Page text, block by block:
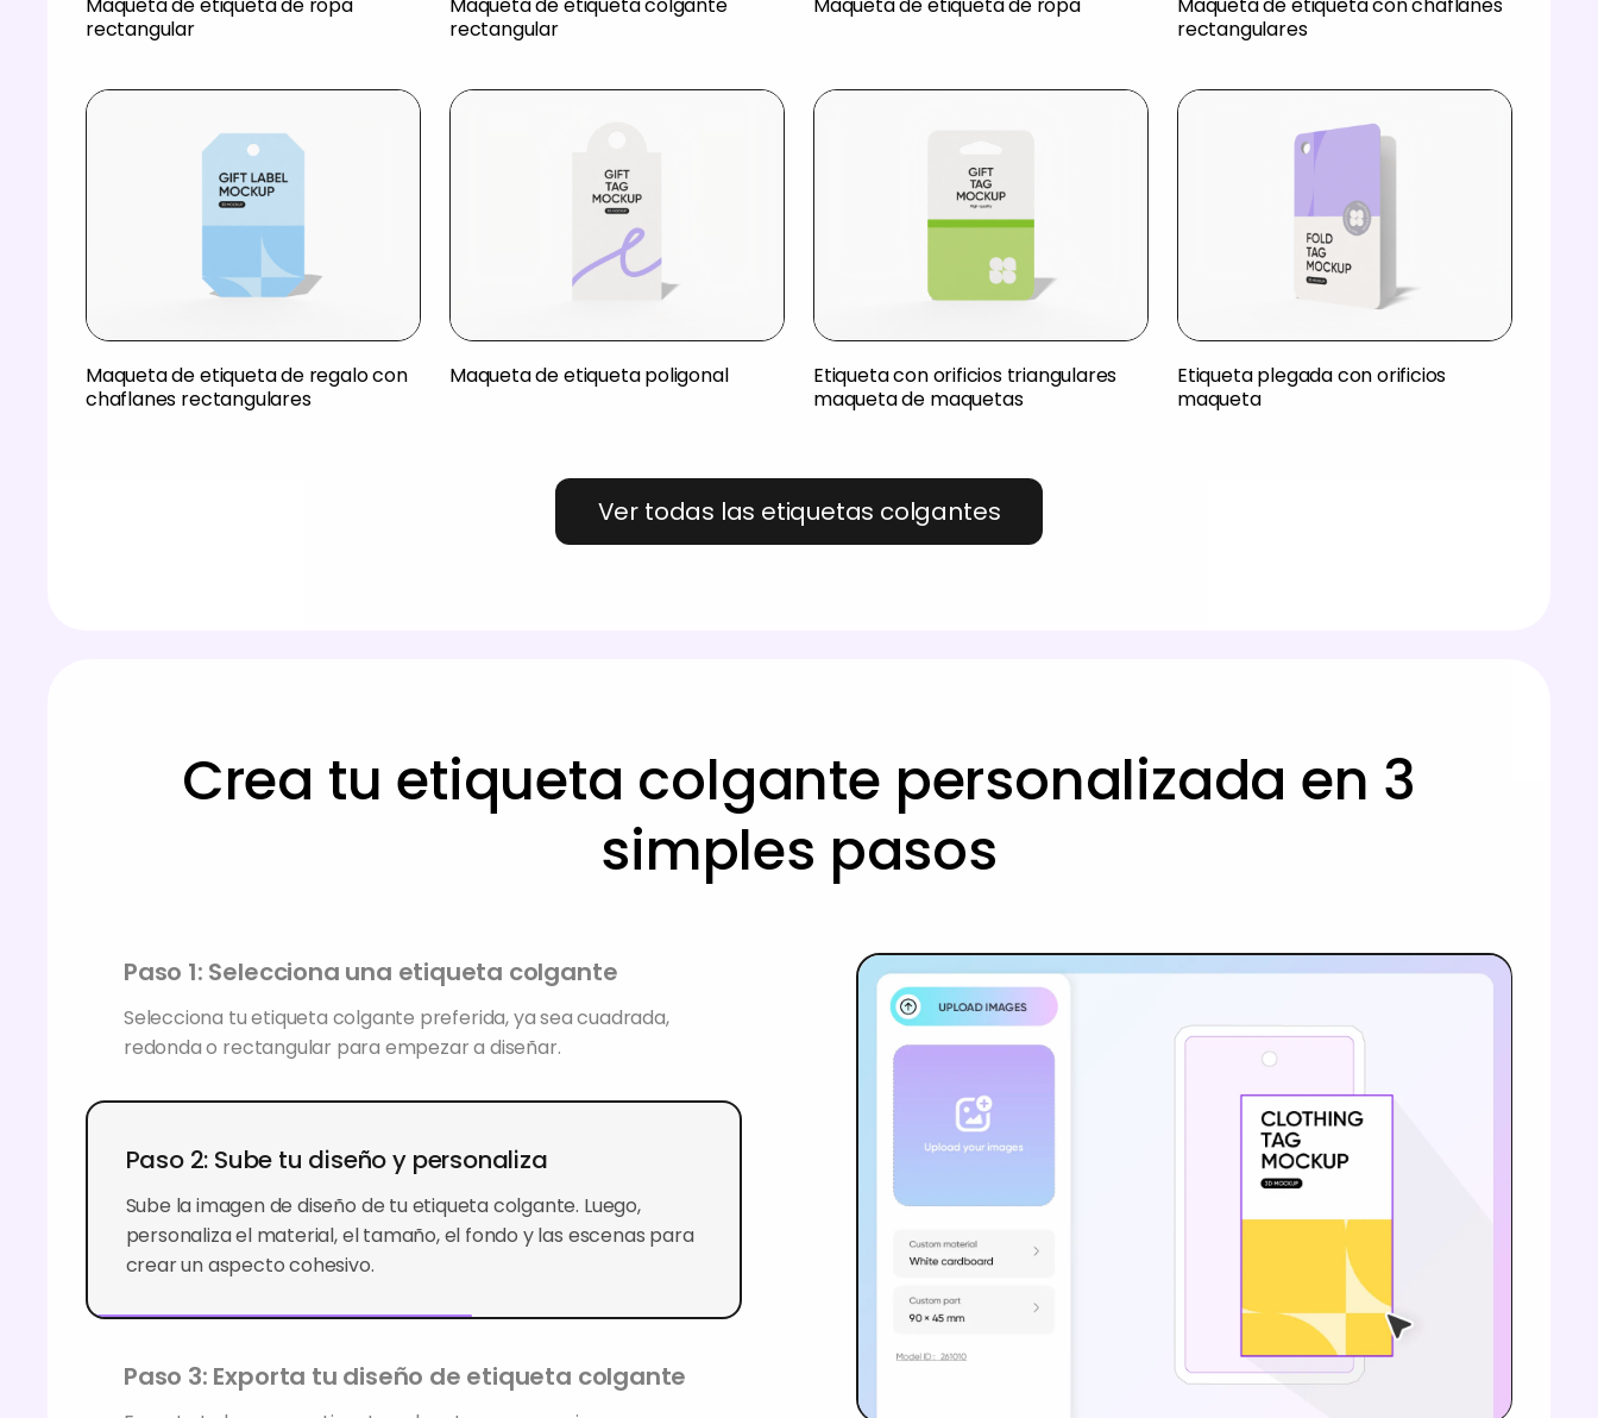
rectangular
rectangular
rectangulares
Maqueta de etiqueta de regalo con
chaflanes rectangulares
Maqueta de etiqueta poligonal
Etiqueta con orificios triangulares
maqueta de maquetas
Etiqueta plegada con orificios
maqueta
Ver todas las etiquetas colgantes
Crea tu etiqueta colgante personalizada en 3
simples pasos
Paso 1: Selecciona una etiqueta colgante
Selecciona tu etiqueta colgante preferida, ya sea cuadrada,
redonda o rectangular para empezar a diseñar.
Paso 2: Sube tu diseño y personaliza
Sube la imagen de diseño de tu etiqueta colgante. Luego,
personaliza el material, el tamaño, el fondo y las escenas para
crear un aspecto cohesivo.
Paso 3: Exporta tu diseño de etiqueta colgante